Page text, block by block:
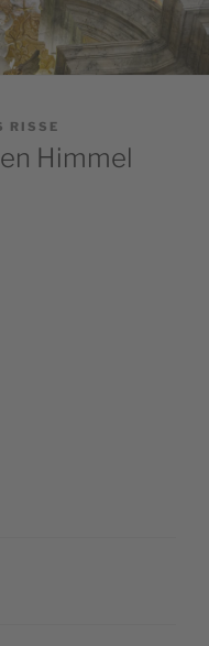
RISSE
Himmel